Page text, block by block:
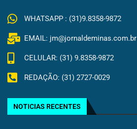
WHATSAPP : (31)9.8358-9872
EMAIL: jm@jornaldeminas.com.br
CELULAR: (31) 9.8358-9872
REDAÇÃO: (31) 2727-0029
NOTICIAS RECENTES